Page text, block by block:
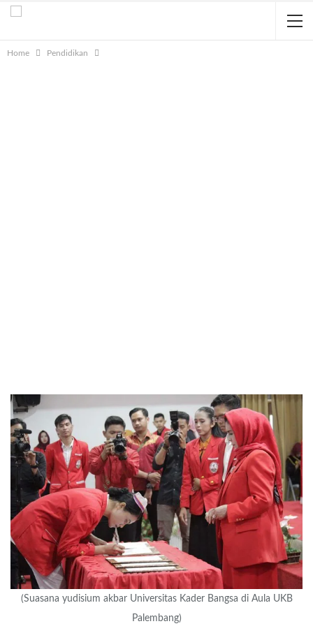
Home Pendidikan
(Suasana yudisium akbar Universitas Kader Bangsa di Aula UKB
Palembang)